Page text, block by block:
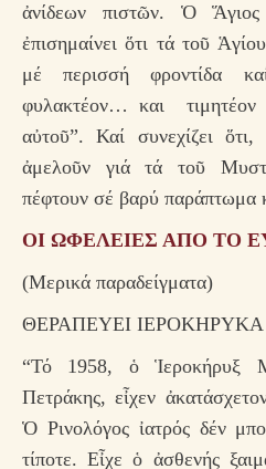
ἀνίδεων πιστῶν. Ὁ
ἐπισημαίνει ὅτι τά τοῦ
μέ περισσή φροντίδα
φυλακτέον… και
αὐτοῦ”. Καί συνεχίζει
ἀμελοῦν γιά τά τοῦ
πέφτουν σέ βαρύ παράπτωμα
ΟΙ ΩΦΕΛΕΙΕΣ ΑΠΟ ΤΟ
(Μερικά παραδείγματα)
ΘΕΡΑΠΕΥΕΙ ΙΕΡΟΚΗΡΥΚΑ
“Τό 1958, ὁ Ἱεροκήρυξ
Πετράκης, εἶχεν
Ὁ Ρινολόγος ἰατρός δέν
τίποτε. Εἶχε ὁ ἀσθενής